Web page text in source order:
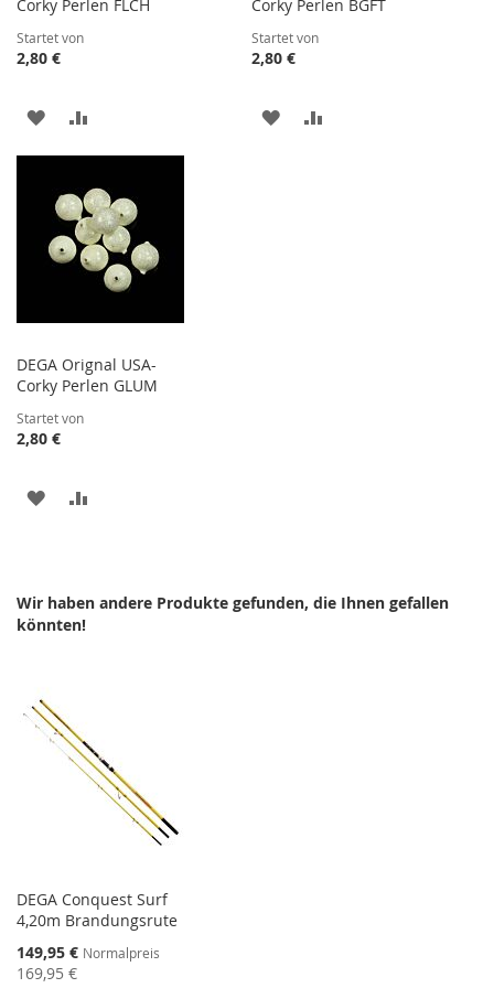
Corky Perlen FLCH
Startet von
2,80 €
ZUR
WUNSCHLISTE
HINZUFÜGEN
VERGLEICHSLISTE
HINZUFÜGEN
Corky Perlen BGFT
Startet von
2,80 €
ZUR
DEGA Orignal USA-
Corky Perlen GLUM
Startet von
2,80 €
ZUR
Wir haben andere Produkte gefunden, die Ihnen gefallen
könnten!
DEGA Conquest Surf
4,20m Brandungsrute
Sonderangebot
149,95 € Normalpreis
169,95 €